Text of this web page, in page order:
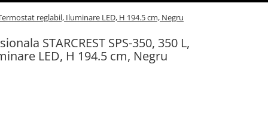
reglabil, Iluminare LED, H 194.5 cm, Negru
STARCREST SPS-350, 350 L,
LED, H 194.5 cm, Negru